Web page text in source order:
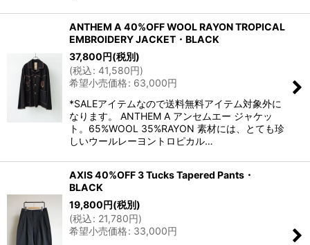
ANTHEM A 40%OFF WOOL RAYON TROPICAL
EMBROIDERY JACKET・BLACK
37,800円(税別)
(税込: 41,580円)
希望小売価格: 63,000円
*SALEアイテムなので送料無料アイテム対象外に
なります。 ANTHEM A アンセムエー ジャケッ
ト。65%WOOL 35%RAYON 素材には、とても珍
しいウールレーヨントロピカル…
AXIS 40%OFF 3 Tucks Tapered Pants・
BLACK
19,800円(税別)
(税込: 21,780円)
希望小売価格: 33,000円